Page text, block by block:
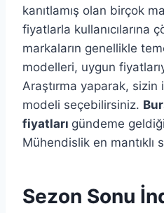
kanıtlamış olan birçok
fiyatlarla kullanıcılarına
markaların genellikle
modelleri, uygun
Araştırma yaparak,
modeli seçebilirsiniz.
fiyatları gündeme
Mühendislik en mantıklı
Sezon Sonu